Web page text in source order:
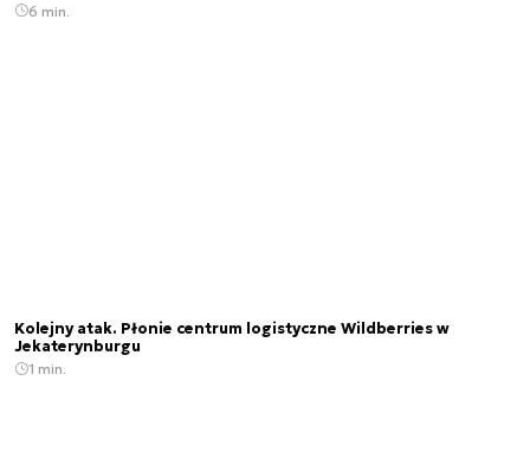
6 min.
Kolejny atak. Płonie centrum logistyczne Wildberries w
Jekaterynburgu
1 min.